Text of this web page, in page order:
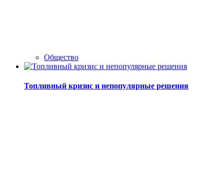
Общество
Топливный кризис и непопулярные решения